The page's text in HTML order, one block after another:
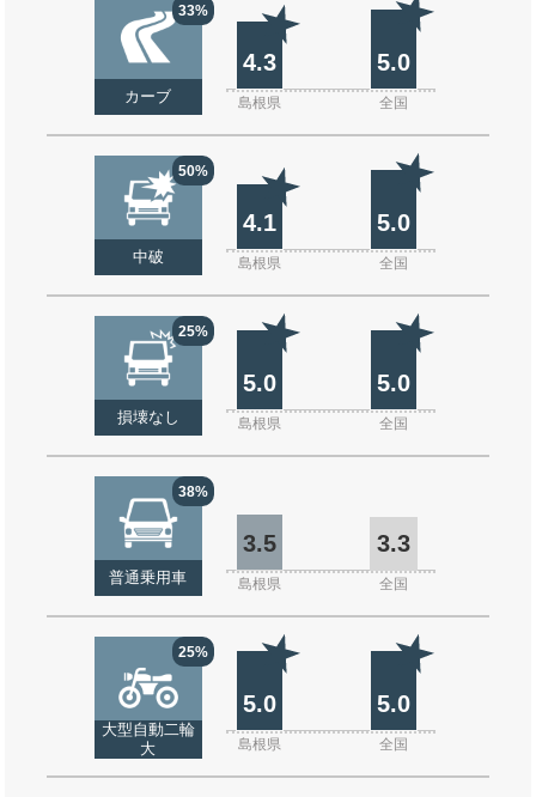
33%
カーブ
4.3 5.0
島根県 全国
50%
中破
4.1 5.0
島根県 全国
25%
損壊なし
5.0 5.0
島根県 全国
38%
普通乗用車
3.5 3.3
島根県 全国
25%
大型自動二輪
大
5.0 5.0
島根県 全国